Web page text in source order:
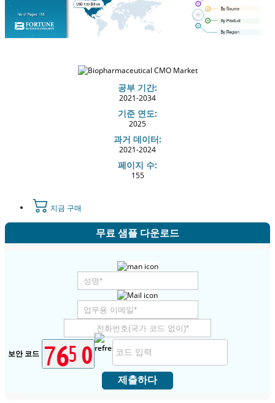
공부 기간:
2021-2034
기준 연도:
2025
과거 데이터:
2021-2024
페이지 수:
155
지금 구매
무료 샘플 다운로드
보안 코드
제출하다